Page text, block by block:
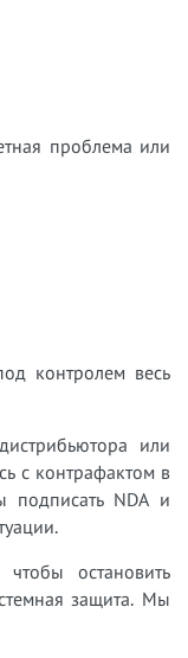
проблема или
контролем весь
или
с контрафактом в
NDA и
остановить
защита. Мы